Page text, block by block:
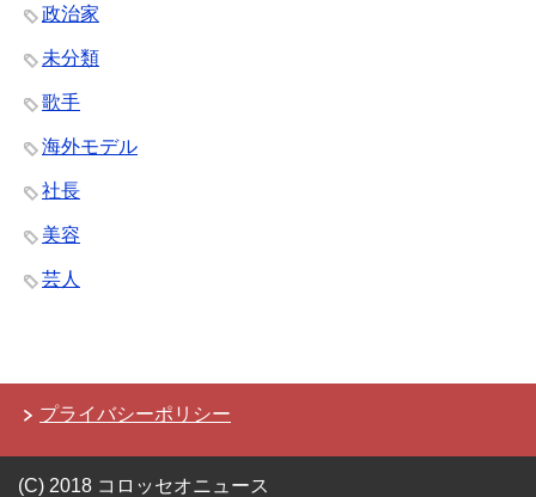
政治家
未分類
歌手
海外モデル
社長
美容
芸人
プライバシーポリシー
(C) 2018 コロッセオニュース